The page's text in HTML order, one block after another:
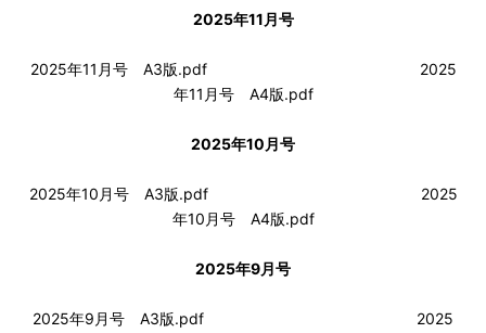
2025年11月号
2025年11月号 A3版.pdf
2025
年11月号 A4版.pdf
2025年10月号
2025年10月号 A3版.pdf
2025
年10月号 A4版.pdf
2025年9月号
2025年9月号 A3版.pdf
2025